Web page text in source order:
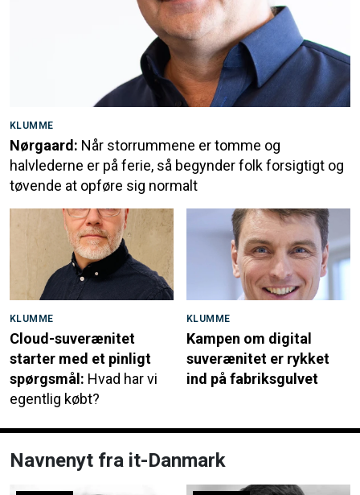
KLUMME
Nørgaard: Når storrummene er tomme og
halvlederne er på ferie, så begynder folk forsigtigt og
tøvende at opføre sig normalt
KLUMME
Cloud-suverænitet
starter med et pinligt
spørgsmål: Hvad har vi
egentlig købt?
KLUMME
Kampen om digital
suverænitet er rykket
ind på fabriksgulvet
Navnenyt fra it-Danmark